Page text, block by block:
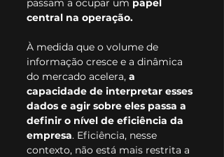
passam a ocupar um papel
central na operação.
À medida que o volume de
informação cresce e a dinâmica
do mercado acelera, a
capacidade de interpretar esses
dados e agir sobre eles passa a
definir o nível de eficiência da
empresa. Eficiência, nesse
contexto, não está mais restrita a